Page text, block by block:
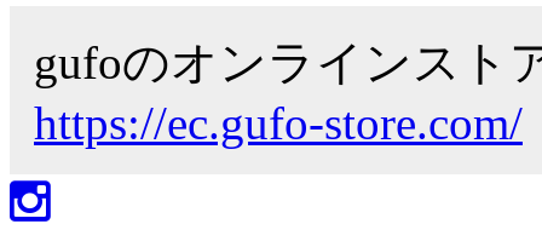
gufoのオンラインスト
https://ec.gufo-store.com/